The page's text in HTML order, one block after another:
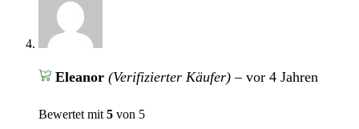
Eleanor (Verifizierter Käufer) – vor 4 Jahren
Bewertet mit 5 von 5